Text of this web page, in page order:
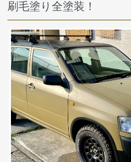
刷毛塗り全塗装！